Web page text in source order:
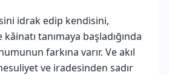
idrak edip kendisini,
kâinatı tanımaya başladığında
farkına varır. Ve akıl
ve iradesinden sadır